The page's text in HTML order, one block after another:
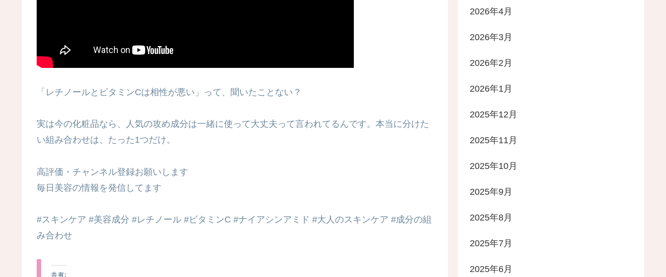
「レチノールとビタミンCは相性が悪い」って、聞いたことない？
実は今の化粧品なら、人気の攻め成分は一緒に使って大丈夫って言われてるんです。本当に分けた
い組み合わせは、たった1つだけ。
高評価・チャンネル登録お願いします
毎日美容の情報を発信してます
#スキンケア #美容成分 #レチノール #ビタミンC #ナイアシンアミド #大人のスキンケア #成分の組
み合わせ
共有:
2026年4月
2026年3月
2026年2月
2026年1月
2025年12月
2025年11月
2025年10月
2025年9月
2025年8月
2025年7月
2025年6月